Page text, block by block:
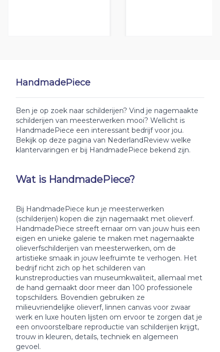
HandmadePiece
Ben je op zoek naar schilderijen? Vind je nagemaakte
schilderijen van meesterwerken mooi? Wellicht is
HandmadePiece een interessant bedrijf voor jou.
Bekijk op deze pagina van NederlandReview welke
klantervaringen er bij HandmadePiece bekend zijn.
Wat is HandmadePiece?
Bij HandmadePiece kun je meesterwerken
(schilderijen) kopen die zijn nagemaakt met olieverf.
HandmadePiece streeft ernaar om van jouw huis een
eigen en unieke galerie te maken met nagemaakte
olieverfschilderijen van meesterwerken, om de
artistieke smaak in jouw leefruimte te verhogen. Het
bedrijf richt zich op het schilderen van
kunstreproducties van museumkwaliteit, allemaal met
de hand gemaakt door meer dan 100 professionele
topschilders. Bovendien gebruiken ze
milieuvriendelijke olieverf, linnen canvas voor zwaar
werk en luxe houten lijsten om ervoor te zorgen dat je
een onvoorstelbare reproductie van schilderijen krijgt,
trouw in kleuren, details, techniek en algemeen
gevoel.